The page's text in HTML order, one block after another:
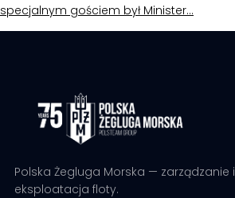
specjalnym gościem był Minister…
Polska Żegluga Morska — zarządzanie i
eksploatacja floty.